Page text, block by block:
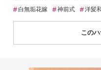
# 白無垢花嫁 #神前式 #洋髪
この